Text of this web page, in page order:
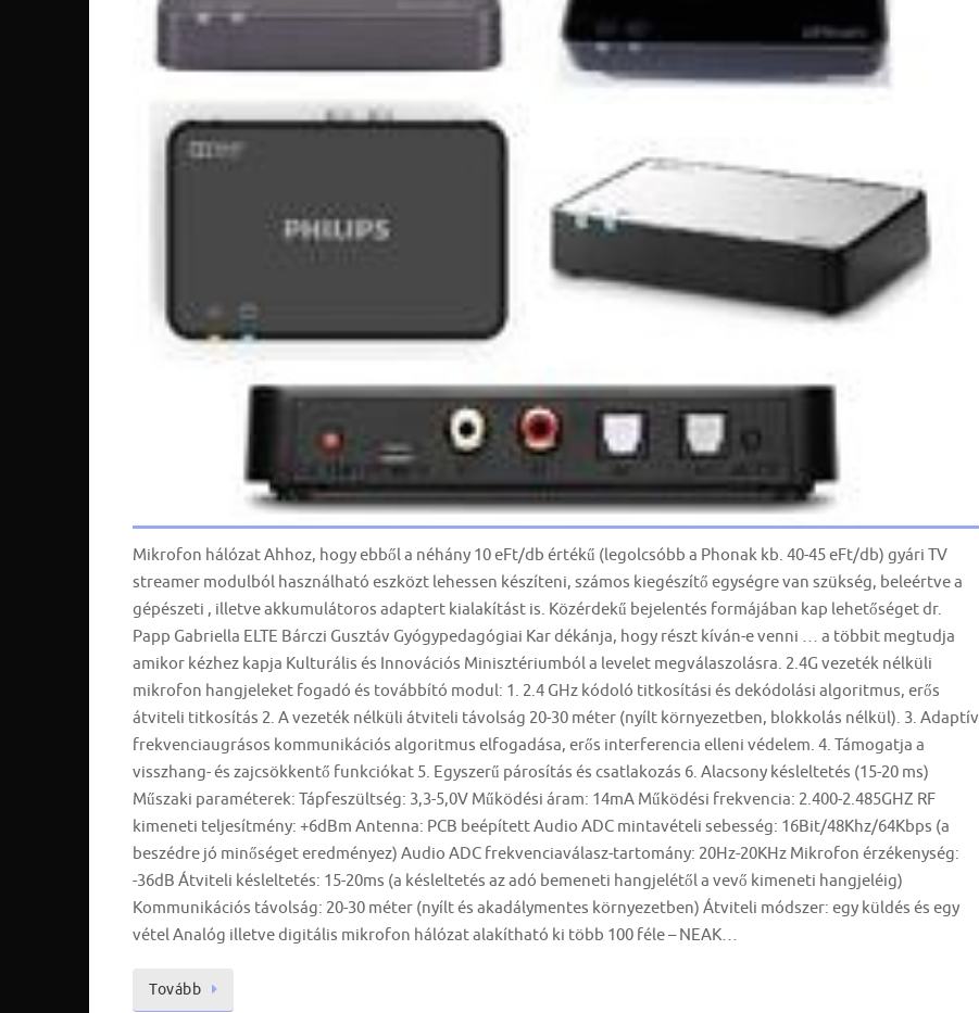
Mikrofon hálózat Ahhoz, hogy ebből a néhány 10 eFt/db értékű (legolcsóbb a Phonak kb. 40-45 eFt/db) gyári TV
streamer modulból használható eszközt lehessen készíteni, számos kiegészítő egységre van szükség, beleértve a
gépészeti , illetve akkumulátoros adaptert kialakítást is. Közérdekű bejelentés formájában kap lehetőséget dr.
Papp Gabriella ELTE Bárczi Gusztáv Gyógypedagógiai Kar dékánja, hogy részt kíván-e venni … a többit megtudja
amikor kézhez kapja Kulturális és Innovációs Minisztériumból a levelet megválaszolásra. 2.4G vezeték nélküli
mikrofon hangjeleket fogadó és továbbító modul: 1. 2.4 GHz kódoló titkosítási és dekódolási algoritmus, erős
átviteli titkosítás 2. A vezeték nélküli átviteli távolság 20-30 méter (nyílt környezetben, blokkolás nélkül). 3. Adaptív
frekvenciaugrásos kommunikációs algoritmus elfogadása, erős interferencia elleni védelem. 4. Támogatja a
visszhang- és zajcsökkentő funkciókat 5. Egyszerű párosítás és csatlakozás 6. Alacsony késleltetés (15-20 ms)
Műszaki paraméterek: Tápfeszültség: 3,3-5,0V Működési áram: 14mA Működési frekvencia: 2.400-2.485GHZ RF
kimeneti teljesítmény: +6dBm Antenna: PCB beépített Audio ADC mintavételi sebesség: 16Bit/48Khz/64Kbps (a
beszédre jó minőséget eredményez) Audio ADC frekvenciaválasz-tartomány: 20Hz-20KHz Mikrofon érzékenység:
-36dB Átviteli késleltetés: 15-20ms (a késleltetés az adó bemeneti hangjelétől a vevő kimeneti hangjeléig)
Kommunikációs távolság: 20-30 méter (nyílt és akadálymentes környezetben) Átviteli módszer: egy küldés és egy
vétel Analóg illetve digitális mikrofon hálózat alakítható ki több 100 féle – NEAK…
Tovább